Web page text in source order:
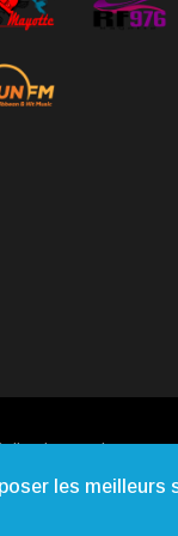
SOCIÉTÉ
Web-Mayotte
les meilleurs